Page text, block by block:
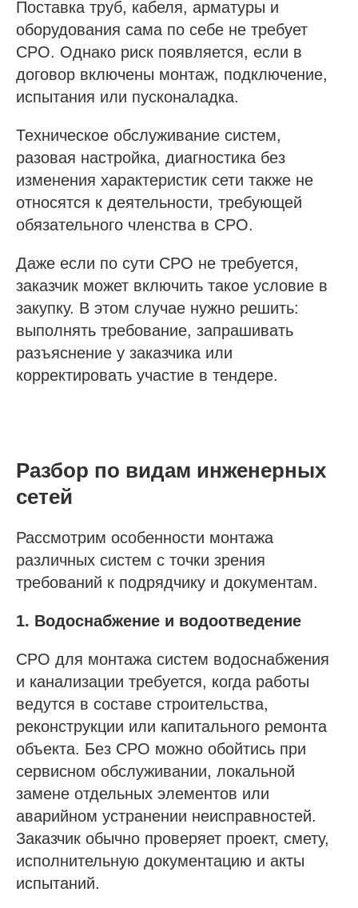
Поставка труб, кабеля, арматуры и
оборудования сама по себе не требует
СРО. Однако риск появляется, если в
договор включены монтаж, подключение,
испытания или пусконаладка.
Техническое обслуживание систем,
разовая настройка, диагностика без
изменения характеристик сети также не
относятся к деятельности, требующей
обязательного членства в СРО.
Даже если по сути СРО не требуется,
заказчик может включить такое условие в
закупку. В этом случае нужно решить:
выполнять требование, запрашивать
разъяснение у заказчика или
корректировать участие в тендере.
Разбор по видам инженерных
сетей
Рассмотрим особенности монтажа
различных систем с точки зрения
требований к подрядчику и документам.
1. Водоснабжение и водоотведение
СРО для монтажа систем водоснабжения
и канализации требуется, когда работы
ведутся в составе строительства,
реконструкции или капитального ремонта
объекта. Без СРО можно обойтись при
сервисном обслуживании, локальной
замене отдельных элементов или
аварийном устранении неисправностей.
Заказчик обычно проверяет проект, смету,
исполнительную документацию и акты
испытаний.